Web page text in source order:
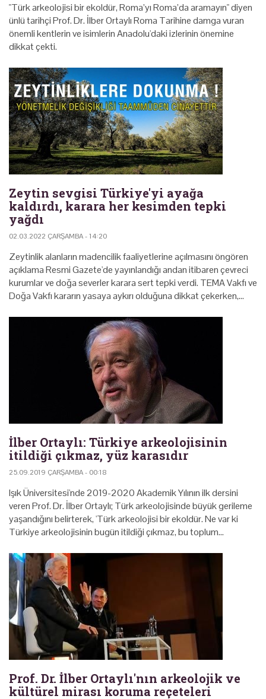
"Türk arkeolojisi bir ekoldür, Roma’yı Roma’da aramayın" diyen
ünlü tarihçi Prof. Dr. İlber Ortaylı Roma Tarihine damga vuran
önemli kentlerin ve isimlerin Anadolu'daki izlerinin önemine
dikkat çekti.
Zeytin sevgisi Türkiye'yi ayağa
kaldırdı, karara her kesimden tepki
yağdı
02.03.2022 ÇARŞAMBA - 14:20
Zeytinlik alanların madencilik faaliyetlerine açılmasını öngören
açıklama Resmi Gazete'de yayınlandığı andan itibaren çevreci
kurumlar ve doğa severler karara sert tepki verdi. TEMA Vakfı ve
Doğa Vakfı kararın yasaya aykırı olduğuna dikkat çekerken,…
İlber Ortaylı: Türkiye arkeolojisinin
itildiği çıkmaz, yüz karasıdır
25.09.2019 ÇARŞAMBA - 00:18
Işık Üniversitesi'nde 2019-2020 Akademik Yılının ilk dersini
veren Prof. Dr. İlber Ortaylı; Türk arkeolojisinde büyük gerileme
yaşandığını belirterek, 'Türk arkeolojisi bir ekoldür. Ne var ki
Türkiye arkeolojisinin bugün itildiği çıkmaz, bu toplum…
Prof. Dr. İlber Ortaylı'nın arkeolojik ve
kültürel mirası koruma reçeteleri